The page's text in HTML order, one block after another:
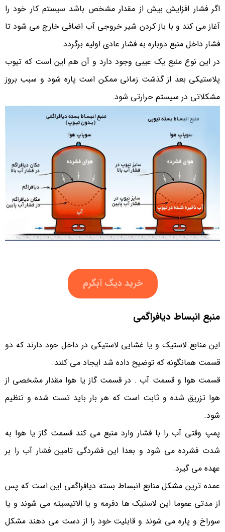
اگر فشار افزایش بیش از مقدار مشخص باشد سیستم کار خود را
آغاز می کند و با باز کردن شیر خروجی آب اضافی خارج می شود تا
فشار داخل منبع دوباره به فشار عادی اولیه برگردد.
در این نوع منبع یک عیبی وجود دارد و آن هم این است که تیوب
پلاستیکی بعد از گذشت زمانی ممکن است پاره شود و سبب بروز
مشکلاتی در سیستم حرارتی شود.
خرید دیگ آبگرم
منبع انبساط دیافراگمی
این منابع لاستیک و یا غشایی لاستیکی در داخل خود دارند که دو
قسمت همانگونه که توضیح داده شد ایجاد می کنند.
قسمت هوا و قسمت آب . در قسمت گاز یا هوا مقدار مشخصی از
هوا تزریق شده و ثابت است که هر بار باید تست شده و تنظیم
شود.
پمپ وقتی آب را با فشار وارد منبع می کند قسمت گاز یا هوا به
شدت فشرده می شود و بعدا این فشردگی تامین فشار آب را بر
عهده می گیرد.
عمده ترین مشکل منابع انبساط بسته دیافراگمی این است که پس
از مدتی عموما این لاستیک ها دفرمه و یا الاتیسیته می شوند و یا
سوراخ و پاره می شوند و قابلیت خود را از دست می دهند مشکل